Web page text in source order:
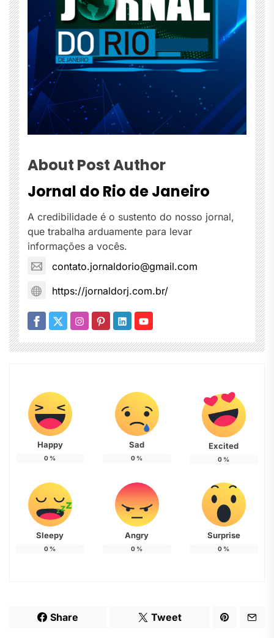
About Post Author
Jornal do Rio de Janeiro
A credibilidade é o sustento do nosso jornal,
que trabalha arduamente para levar
informações a vocês.
contato.jornaldorio@gmail.com
https://jornaldorj.com.br/
Happy
0 %
Sad
0 %
Excited
0 %
Sleepy
0 %
Angry
0 %
Surprise
0 %
Share Tweet